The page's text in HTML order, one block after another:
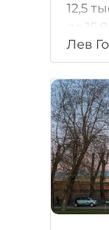
12,5
до
Лев